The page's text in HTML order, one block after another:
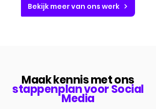
Bekijk meer van ons werk
Maak kennis met ons
stappenplan voor Social
Media